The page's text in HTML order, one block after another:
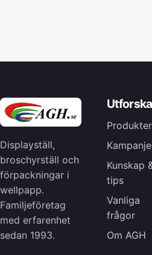
Displayställ,
broschyrställ och
förpackningar i
wellpapp.
Familjeföretag
med erfarenhet
sedan 1993.
Utforska
Produkter
Kunskap
tips
Vanliga
frågor
Om AGH